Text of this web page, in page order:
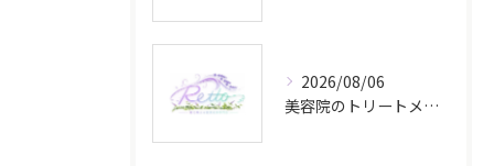
2026/08/06
美容院のトリートメントを大阪御堂筋線沿いで気兼ねなく受けるための選び方と安心ポイント